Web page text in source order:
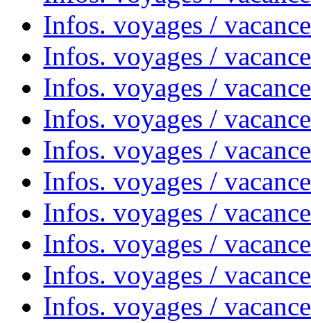
Infos. voyages /
Infos. voyages /
Infos. voyages /
Infos. voyages /
Infos. voyages /
Infos. voyages /
Infos. voyages /
Infos. voyages /
Infos. voyages /
Infos. voyages /